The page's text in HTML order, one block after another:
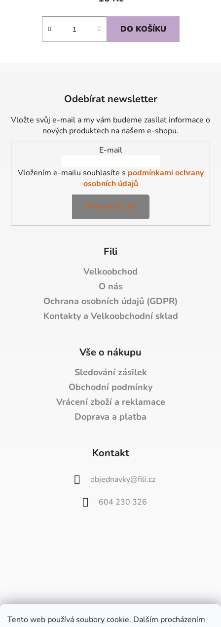
Tento web používá soubory cookie. Dalším procházením
DO KOŠÍKU
Odebírat newsletter
Vložte svůj e-mail a my vám budeme zasílat informace o
nových produktech na našem e-shopu.
E-mail
Vložením e-mailu souhlasíte s podmínkami ochrany
osobních údajů
PŘIHLÁSIT SE
Fili
Velkoobchod
O nás
Ochrana osobních údajů (GDPR)
Kontakty a Velkoobchodní sklad
Vše o nákupu
Sledování zásilek
Obchodní podmínky
Vrácení zboží a reklamace
Doprava a platba
Kontakt
objednavky@fili.cz
604 230 326